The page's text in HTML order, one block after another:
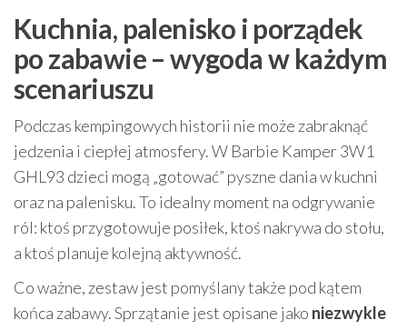
Kuchnia, palenisko i porządek
po zabawie – wygoda w każdym
scenariuszu
Podczas kempingowych historii nie może zabraknąć
jedzenia i ciepłej atmosfery. W Barbie Kamper 3W1
GHL93 dzieci mogą „gotować” pyszne dania w kuchni
oraz na palenisku. To idealny moment na odgrywanie
ról: ktoś przygotowuje posiłek, ktoś nakrywa do stołu,
a ktoś planuje kolejną aktywność.
Co ważne, zestaw jest pomyślany także pod kątem
końca zabawy. Sprzątanie jest opisane jako niezwykle